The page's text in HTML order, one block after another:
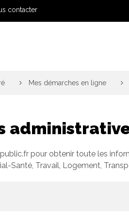
contacter
Mes démarches en ligne
pour obtenir toute les
Santé, Travail, Logement,